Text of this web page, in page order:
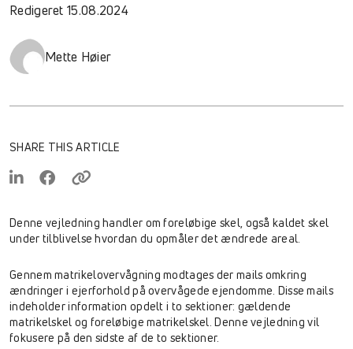
Redigeret 15.08.2024
Mette Høier
SHARE THIS ARTICLE
Denne vejledning handler om foreløbige skel, også kaldet skel
under tilblivelse hvordan du opmåler det ændrede areal.
Gennem matrikelovervågning modtages der mails omkring
ændringer i ejerforhold på overvågede ejendomme. Disse mails
indeholder information opdelt i to sektioner: gældende
matrikelskel og foreløbige matrikelskel. Denne vejledning vil
fokusere på den sidste af de to sektioner.